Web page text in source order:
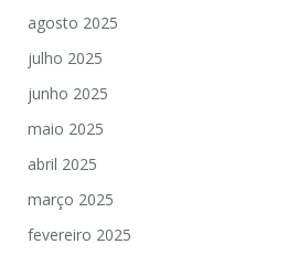
agosto 2025
julho 2025
junho 2025
maio 2025
abril 2025
março 2025
fevereiro 2025